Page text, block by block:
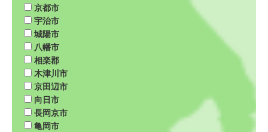
京都市
宇治市
城陽市
八幡市
相楽郡
木津川市
京田辺市
向日市
長岡京市
亀岡市